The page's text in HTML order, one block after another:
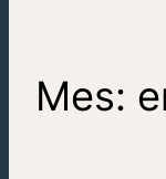
Mes: